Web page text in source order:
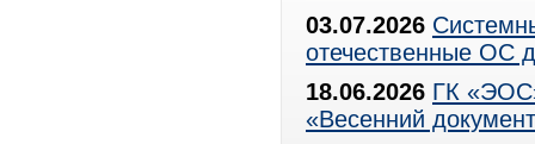
03.07.2026
отечественные ОС
18.06.2026 ГК
«Весенний